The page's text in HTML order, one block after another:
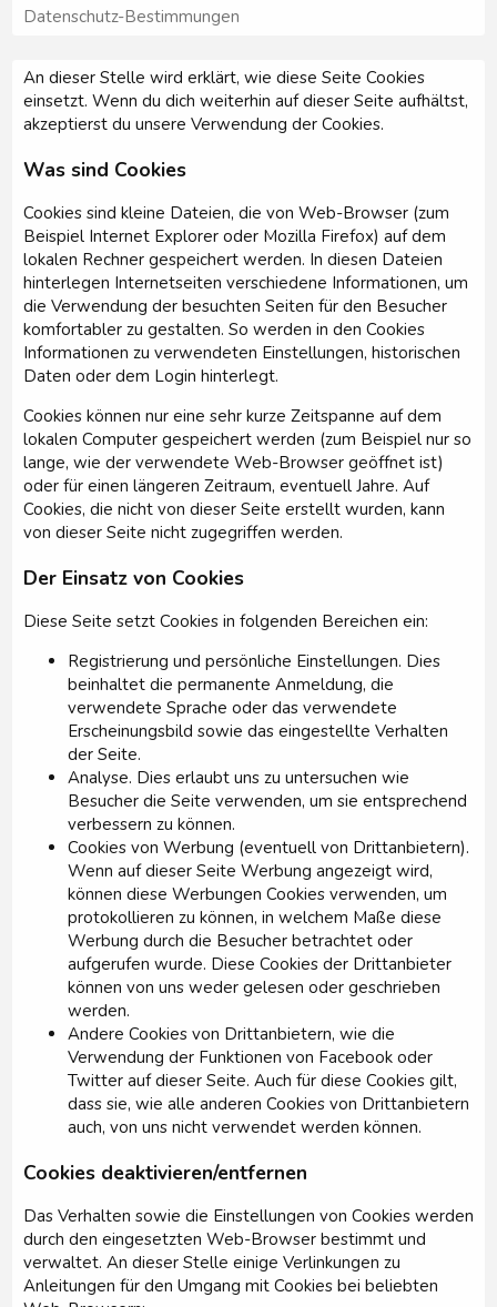
Datenschutz-Bestimmungen
An dieser Stelle wird erklärt, wie diese Seite Cookies
einsetzt. Wenn du dich weiterhin auf dieser Seite aufhältst,
akzeptierst du unsere Verwendung der Cookies.
Was sind Cookies
Cookies sind kleine Dateien, die von Web-Browser (zum
Beispiel Internet Explorer oder Mozilla Firefox) auf dem
lokalen Rechner gespeichert werden. In diesen Dateien
hinterlegen Internetseiten verschiedene Informationen, um
die Verwendung der besuchten Seiten für den Besucher
komfortabler zu gestalten. So werden in den Cookies
Informationen zu verwendeten Einstellungen, historischen
Daten oder dem Login hinterlegt.
Cookies können nur eine sehr kurze Zeitspanne auf dem
lokalen Computer gespeichert werden (zum Beispiel nur so
lange, wie der verwendete Web-Browser geöffnet ist)
oder für einen längeren Zeitraum, eventuell Jahre. Auf
Cookies, die nicht von dieser Seite erstellt wurden, kann
von dieser Seite nicht zugegriffen werden.
Der Einsatz von Cookies
Diese Seite setzt Cookies in folgenden Bereichen ein:
Registrierung und persönliche Einstellungen. Dies
beinhaltet die permanente Anmeldung, die
verwendete Sprache oder das verwendete
Erscheinungsbild sowie das eingestellte Verhalten
der Seite.
Analyse. Dies erlaubt uns zu untersuchen wie
Besucher die Seite verwenden, um sie entsprechend
verbessern zu können.
Cookies von Werbung (eventuell von Drittanbietern).
Wenn auf dieser Seite Werbung angezeigt wird,
können diese Werbungen Cookies verwenden, um
protokollieren zu können, in welchem Maße diese
Werbung durch die Besucher betrachtet oder
aufgerufen wurde. Diese Cookies der Drittanbieter
können von uns weder gelesen oder geschrieben
werden.
Andere Cookies von Drittanbietern, wie die
Verwendung der Funktionen von Facebook oder
Twitter auf dieser Seite. Auch für diese Cookies gilt,
dass sie, wie alle anderen Cookies von Drittanbietern
auch, von uns nicht verwendet werden können.
Cookies deaktivieren/entfernen
Das Verhalten sowie die Einstellungen von Cookies werden
durch den eingesetzten Web-Browser bestimmt und
verwaltet. An dieser Stelle einige Verlinkungen zu
Anleitungen für den Umgang mit Cookies bei beliebten